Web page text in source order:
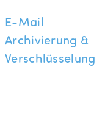
E-Mail
Archivierung &
Verschlüsselung